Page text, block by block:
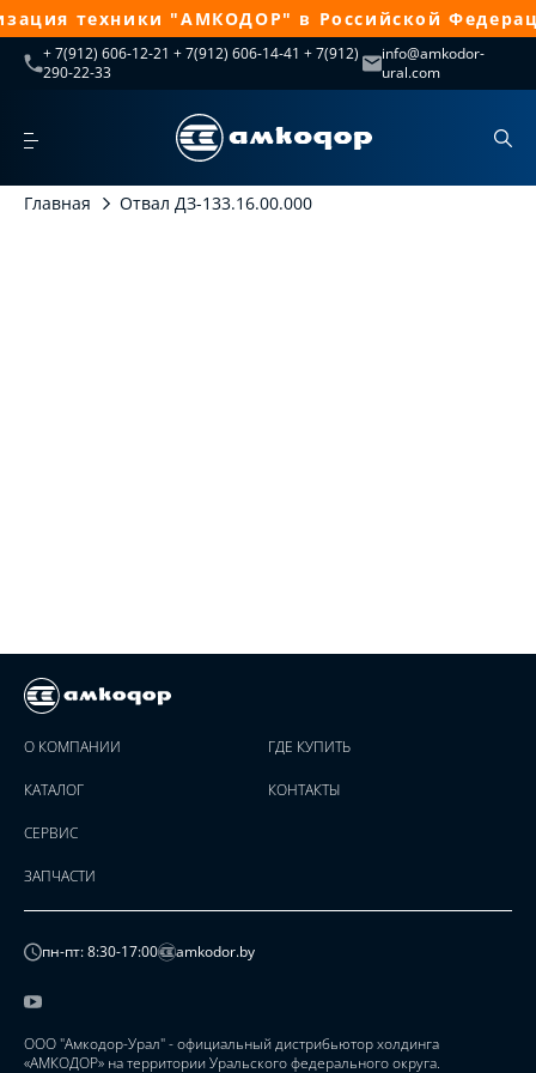
техники "АМКОДОР" в Российской
+ 7(912) 606-12-21 + 7(912) 606-14-41 + 7(912)
290-22-33
info@amkodor-
ural.com
Главная Отвал ДЗ-133.16.00.000
О КОМПАНИИ
КАТАЛОГ
СЕРВИС
ЗАПЧАСТИ
ГДЕ КУПИТЬ
КОНТАКТЫ
пн-пт: 8:30-17:00 amkodor.by
ООО "Амкодор-Урал" - официальный дистрибьютор холдинга
«АМКОДОР» на территории Уральского федерального округа.